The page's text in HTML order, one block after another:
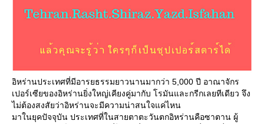
อิหร่านประเทศที่มีอารยธรรมยาวนานมากว่า 5,000 ปี อาณาจักร
เปอร์เซียของอิหร่านยิ่งใหญ่เคียงคู่มากับ โรมันและกรีกเลยทีเดียว จึง
ไม่ต้องสงสัยว่าอิหร่านจะมีความน่าสนใจแค่ไหน
มาในยุคปัจจุบัน ประเทศที่ในสายตาตะวันตกอิหร่านคือซาตาน ผู้